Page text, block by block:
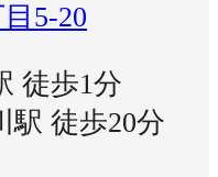
5-20
徒歩1分
駅 徒歩20分